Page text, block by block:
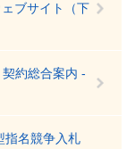
ブサイト（下
約総合案内 -
指名競争入札